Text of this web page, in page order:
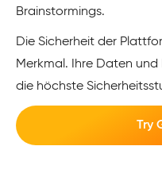
Brainstormings.
Die Sicherheit der
Merkmal. Ihre Daten
die höchste
Try